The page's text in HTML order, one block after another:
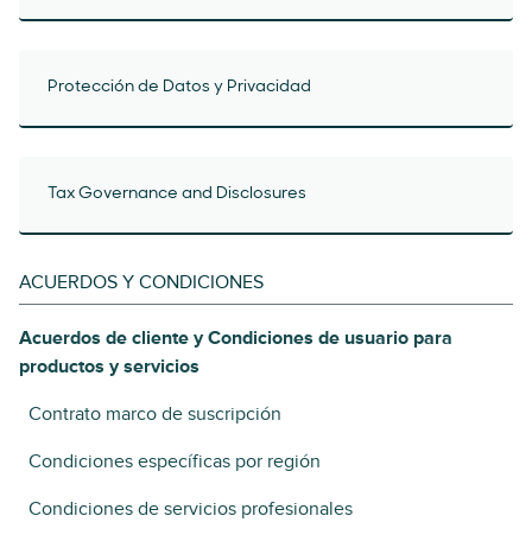
Protección de Datos y Privacidad
Tax Governance and Disclosures
ACUERDOS Y CONDICIONES
Acuerdos de cliente y Condiciones de usuario para
productos y servicios
Contrato marco de suscripción
Condiciones específicas por región
Condiciones de servicios profesionales